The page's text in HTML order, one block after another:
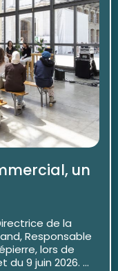
un
de la
Responsable
lors de
9 juin 2026. ...